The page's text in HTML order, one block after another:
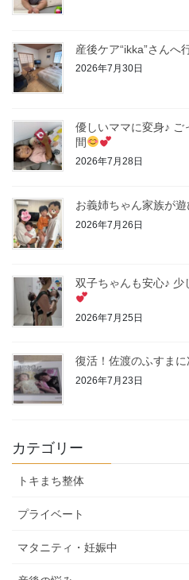
産後ケア“ikka”さんへ
2026年7月30日
優しいママに変身♪
間
2026年7月28日
お義姉ちゃん家族が
2026年7月26日
双子ちゃんも安心♪ 少
2026年7月25日
復活！佐渡のふすま
2026年7月23日
カテゴリー
トキまち整体
プライベート
マタニティ・妊娠中